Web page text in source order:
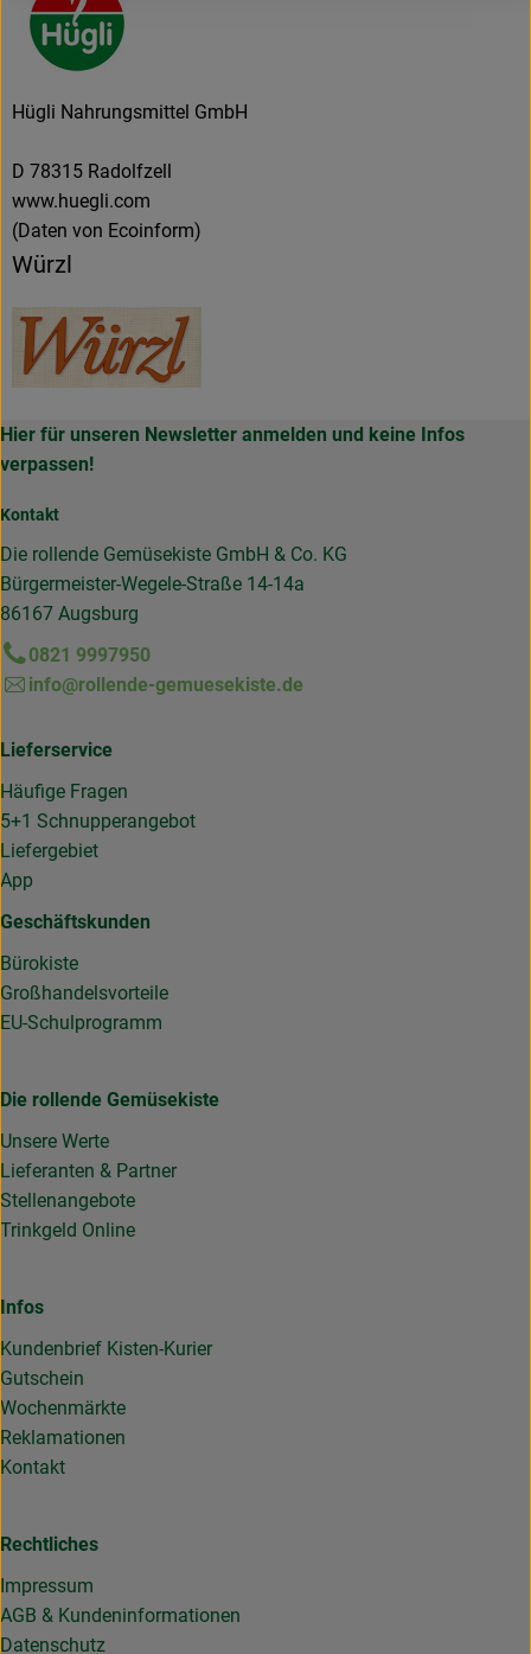
Hügli Nahrungsmittel GmbH
D 78315 Radolfzell
www.huegli.com
(Daten von Ecoinform)
Würzl
Hier für unseren Newsletter anmelden und keine Infos
verpassen!
Kontakt
Die rollende Gemüsekiste GmbH & Co. KG
Bürgermeister-Wegele-Straße 14-14a
86167 Augsburg
0821 9997950
info@rollende-gemuesekiste.de
Lieferservice
Häufige Fragen
5+1 Schnupperangebot
Liefergebiet
App
Geschäftskunden
Bürokiste
Großhandelsvorteile
EU-Schulprogramm
Die rollende Gemüsekiste
Unsere Werte
Lieferanten & Partner
Stellenangebote
Trinkgeld Online
Infos
Kundenbrief Kisten-Kurier
Gutschein
Wochenmärkte
Reklamationen
Kontakt
Rechtliches
Impressum
AGB & Kundeninformationen
Datenschutz